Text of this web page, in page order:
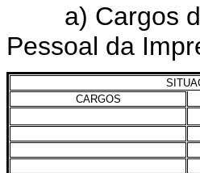
a) Cargos de
Pessoal da
CARGOS